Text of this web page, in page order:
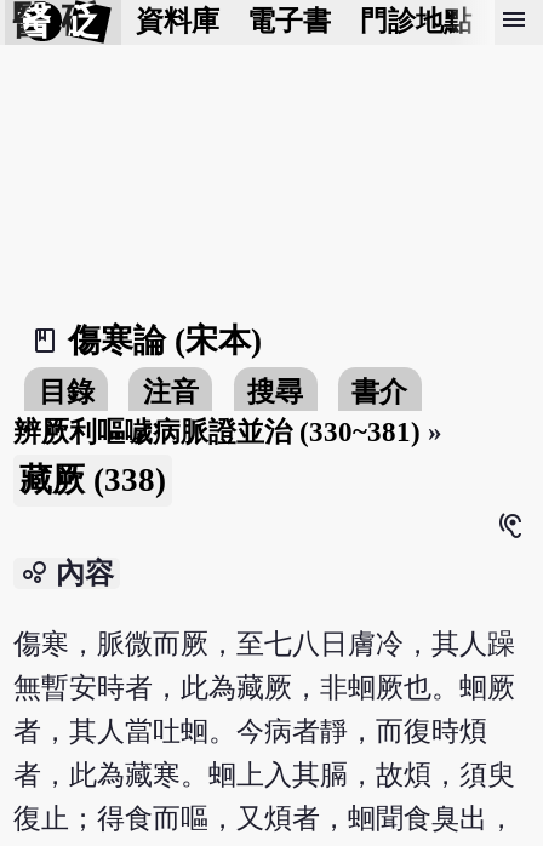
醫 砭 資料庫 電子書 門診地點 預
menu
book_2
傷寒論 (宋本)
目錄 注音 搜尋
書介
辨厥利嘔噦病脈證並治 (330~381) »
藏厥 (338)
hearing
bubble_chart 內容
傷寒，脈微而厥，至七八日膚冷，其人躁
無暫安時者，此為藏厥，非蛔厥也。蛔厥
者，其人當吐蛔。今病者靜，而復時煩
者，此為藏寒。蛔上入其膈，故煩，須臾
復止；得食而嘔，又煩者，蛔聞食臭出，